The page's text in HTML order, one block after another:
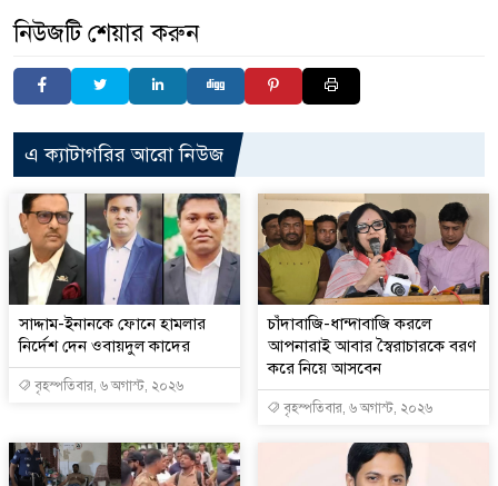
নিউজটি শেয়ার করুন
এ ক্যাটাগরির আরো নিউজ
সাদ্দাম-ইনানকে ফোনে হামলার
নির্দেশ দেন ওবায়দুল কাদের
বৃহস্পতিবার, ৬ অগাস্ট, ২০২৬
চাঁদাবাজি-ধান্দাবাজি করলে
আপনারাই আবার স্বৈরাচারকে বরণ
করে নিয়ে আসবেন
বৃহস্পতিবার, ৬ অগাস্ট, ২০২৬